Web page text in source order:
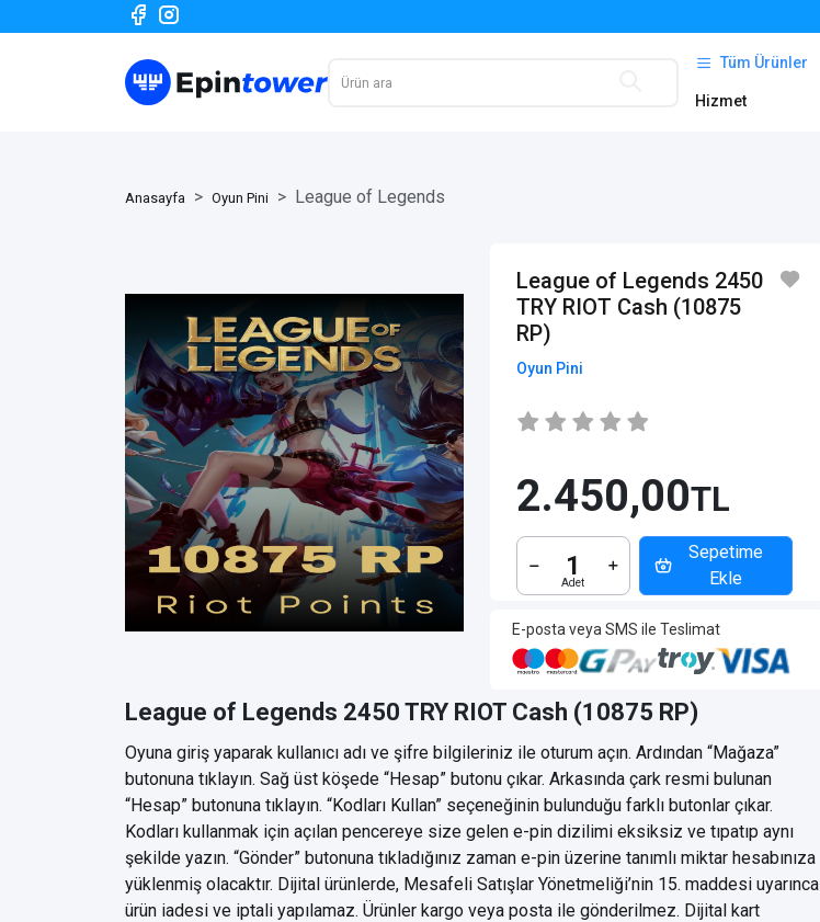
Tüm Ürünler
Hizmet
Anasayfa Oyun Pini League of Legends
League of Legends 2450
TRY RIOT Cash (10875
RP)
Oyun Pini
2.450,00TL
Sepetime
Ekle
E-posta veya SMS ile Teslimat
League of Legends 2450 TRY RIOT Cash (10875 RP)
Oyuna giriş yaparak kullanıcı adı ve şifre bilgileriniz ile oturum açın. Ardından “Mağaza”
butonuna tıklayın. Sağ üst köşede “Hesap” butonu çıkar. Arkasında çark resmi bulunan
“Hesap” butonuna tıklayın. “Kodları Kullan” seçeneğinin bulunduğu farklı butonlar çıkar.
Kodları kullanmak için açılan pencereye size gelen e-pin dizilimi eksiksiz ve tıpatıp aynı
şekilde yazın. “Gönder” butonuna tıkladığınız zaman e-pin üzerine tanımlı miktar hesabınıza
yüklenmiş olacaktır. Dijital ürünlerde, Mesafeli Satışlar Yönetmeliği’nin 15. maddesi uyarınca
ürün iadesi ve iptali yapılamaz. Ürünler kargo veya posta ile gönderilmez. Dijital kart